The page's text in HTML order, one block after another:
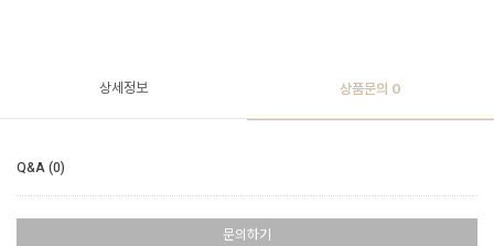
상세정보 상품문의 0
Q&A (0)
문의하기